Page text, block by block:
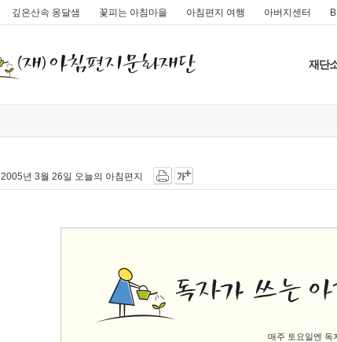
깊은산속 옹달샘 꽃피는 아침마을 아침편지 여행 아버지센터
재단
2005년 3월 26일 오늘의 아침편지
매주 토요일엔 독